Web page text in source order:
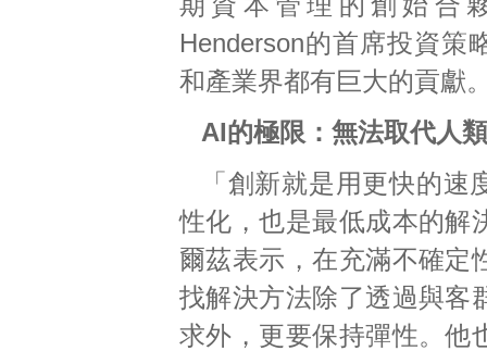
Henderson的首席投資策
和產業界都有巨大的貢獻
AI的極限：無法取代人
「創新就是用更快的速
性化，也是最低成本的解
爾茲表示，在充滿不確定
找解決方法除了透過與客
求外，更要保持彈性。他